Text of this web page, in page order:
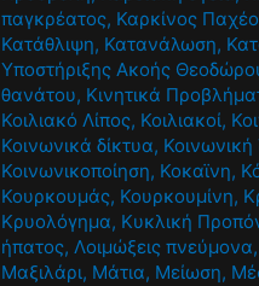
παγκρέατος, Καρκίνος
Κατάθλιψη, Κατανάλωση,
Υποστήριξης Ακοής
θανάτου, Κινητικά
Κοιλιακό Λίπος, Κοιλιακοί,
Κοινωνικά δίκτυα,
Κοινωνικοποίηση, Κοκαϊνη,
Κουρκουμάς, Κουρκουμίνη,
Κρυολόγημα, Κυκλική
ήπατος, Λοιμώξεις πνεύμονα,
Μαξιλάρι, Μάτια, Μείωση,